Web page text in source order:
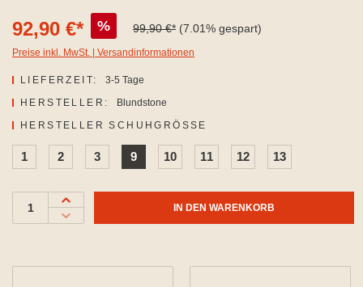
92,90 €* % 99,90 €* (7.01% gespart)
Preise inkl. MwSt. | Versandinformationen
LIEFERZEIT:
3-5 Tage
HERSTELLER:
Blundstone
HERSTELLER SCHUHGRÖSSE
1 2 3 9 10 11 12 13
IN DEN WARENKORB